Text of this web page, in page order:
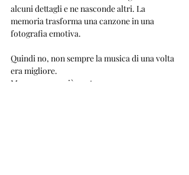
alcuni dettagli e ne nasconde altri. La
memoria trasforma una canzone in una
fotografia emotiva.
Quindi no, non sempre la musica di una volta
era migliore.
Ma spesso era più nostra.